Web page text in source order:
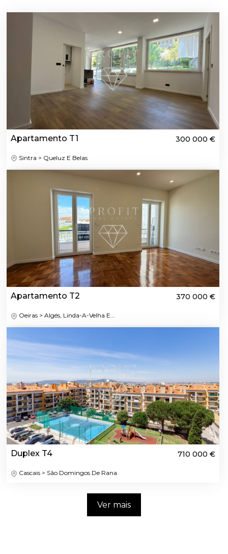
Apartamento T1 300 000 €
Sintra > Queluz E Belas
Apartamento T2 370 000 €
Oeiras > Algés, Linda-A-Velha E...
Duplex T4 710 000 €
Cascais > São Domingos De Rana
Ver mais